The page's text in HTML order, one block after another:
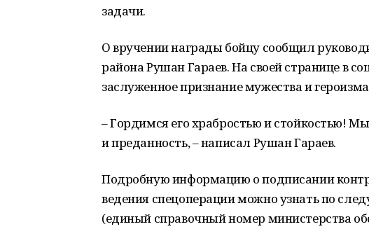
задачи.
О вручении награды бойцу сообщил
района Рушан Гараев. На своей странице в
заслуженное признание мужества и
– Гордимся его храбростью и стойкостью!
и преданность, – написал Рушан Гараев.
Подробную информацию о подписании
ведения спецоперации можно узнать по
(единый справочный номер министерства